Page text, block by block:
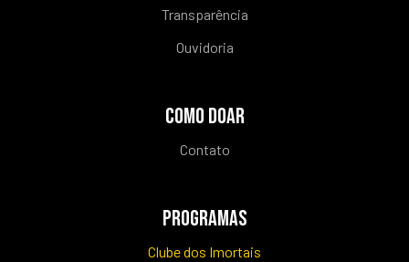
Transparência
Ouvidoria
COMO DOAR
Contato
PROGRAMAS
Clube dos Imortais